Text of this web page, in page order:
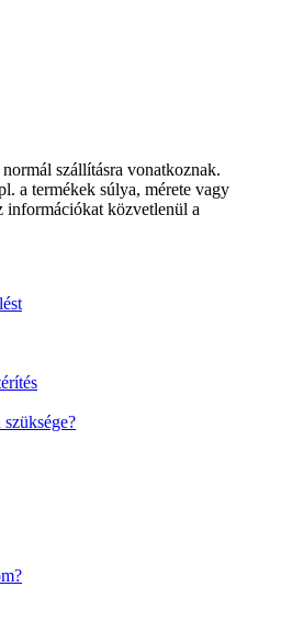
szállításra vonatkoznak.
a termékek súlya, mérete vagy
információkat közvetlenül a